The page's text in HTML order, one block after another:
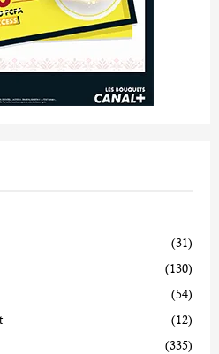
(31)
(130)
(54)
(12)
(335)